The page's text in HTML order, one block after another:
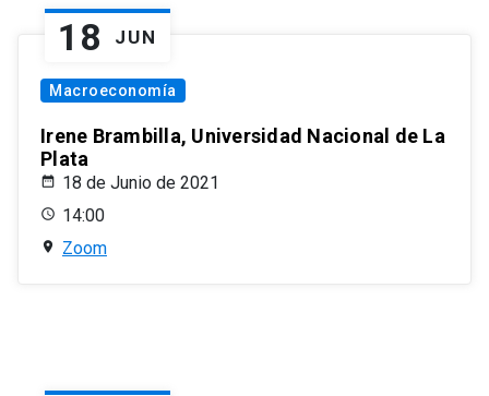
18 JUN
Macroeconomía
Irene Brambilla, Universidad Nacional de La
Plata
18 de Junio de 2021
14:00
Zoom